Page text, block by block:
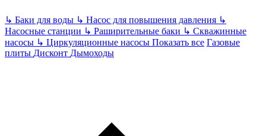
↳ Баки для воды ↳ Насос для повышения давления ↳
Насосные станции ↳ Раширительные баки ↳ Скважинные
насосы ↳ Циркуляционные насосы Показать все Газовые
плиты Дисконт Дымоходы